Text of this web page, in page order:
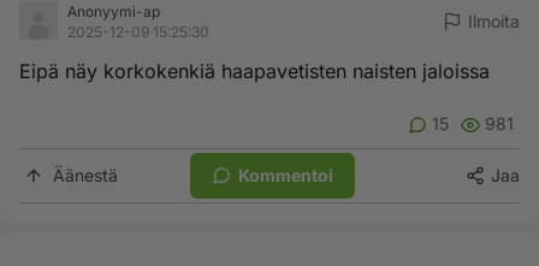
Anonyymi-ap
2025-12-09 15:25:30
Ilmoita
Eipä näy korkokenkiä haapavetisten naisten jaloissa
15 981
Äänestä Kommentoi Jaa